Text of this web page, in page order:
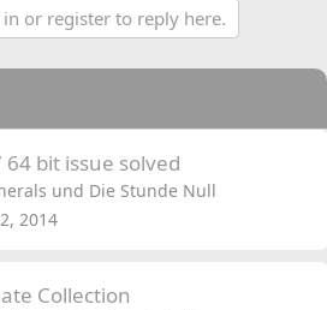
or register to reply here.
bit issue solved
und Die Stunde Null
2014
Collection